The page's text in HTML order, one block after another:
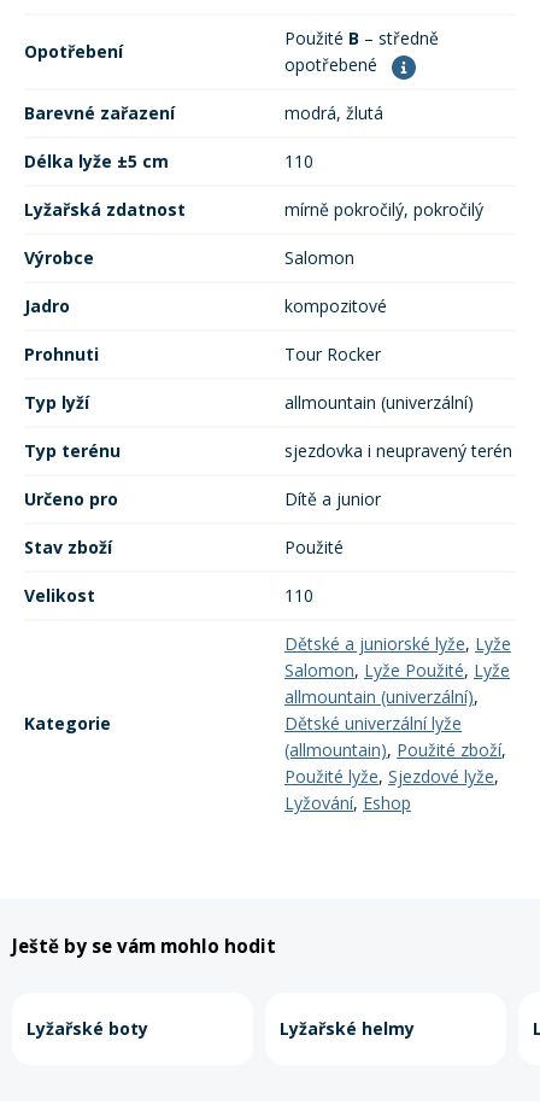
Opotřebení
Použité B – středně
opotřebené
Barevné zařazení modrá, žlutá
Délka lyže ±5 cm 110
Lyžařská zdatnost mírně pokročilý, pokročilý
Výrobce Salomon
Jadro kompozitové
Prohnuti Tour Rocker
Typ lyží allmountain (univerzální)
Typ terénu sjezdovka i neupravený terén
Určeno pro Dítě a junior
Stav zboží Použité
Velikost 110
Kategorie
Dětské a juniorské lyže, Lyže
Salomon, Lyže Použité, Lyže
allmountain (univerzální),
Dětské univerzální lyže
(allmountain), Použité zboží,
Použité lyže, Sjezdové lyže,
Lyžování, Eshop
Ještě by se vám mohlo hodit
Lyžařské boty Lyžařské helmy